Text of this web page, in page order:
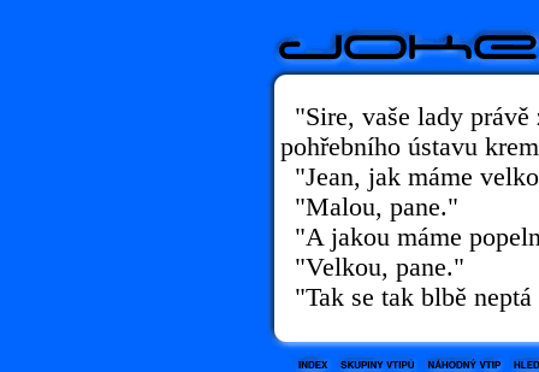
"Sire, vaše lady právě
pohřebního ústavu
"Jean, jak máme
"Malou, pane."
"A jakou máme
"Velkou, pane."
"Tak se tak blbě